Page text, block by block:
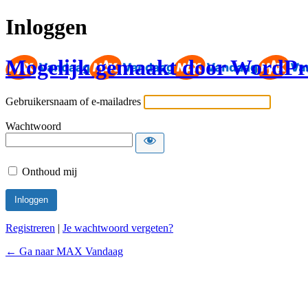
Inloggen
Mogelijk gemaakt door
Gebruikersnaam of e-mailadres
Wachtwoord
Onthoud mij
Registreren | Je wachtwoord vergeten?
← Ga naar MAX Vandaag